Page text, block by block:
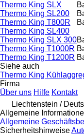
Thermo King SLX
Thermo King SL200
Thermo King T800R
Thermo King SL400
Thermo King SLX 300
Thermo King T1000R
Thermo King T1200R
Siehe auch
Thermo King
Firma
Über uns Hilfe Kontakt
Liechtenstein /
Allgemeine
Allgemeine
Sicherheitshinweise